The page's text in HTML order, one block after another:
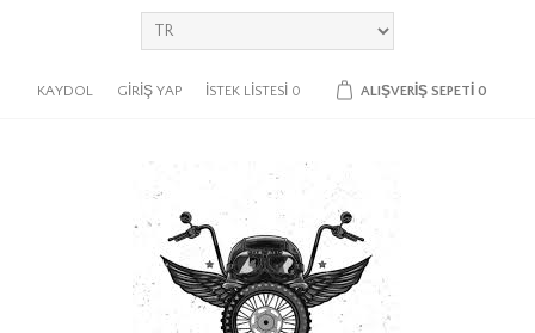
KAYDOL GIRIŞ YAP İSTEK LISTESI 0 ALIŞVERIŞ SEPETI 0